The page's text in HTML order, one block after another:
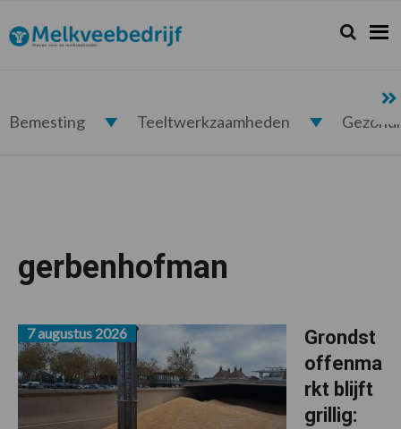
de
hoofdnavigatie
de
hoofd
de
voettekst
Melkveebedrijf.nl Zoeken...
Zoek
Bemesting Teeltwerkzaamheden
gerbenhofman
Grondst
offenma
rkt blijft
grillig:
7 augustus 2026